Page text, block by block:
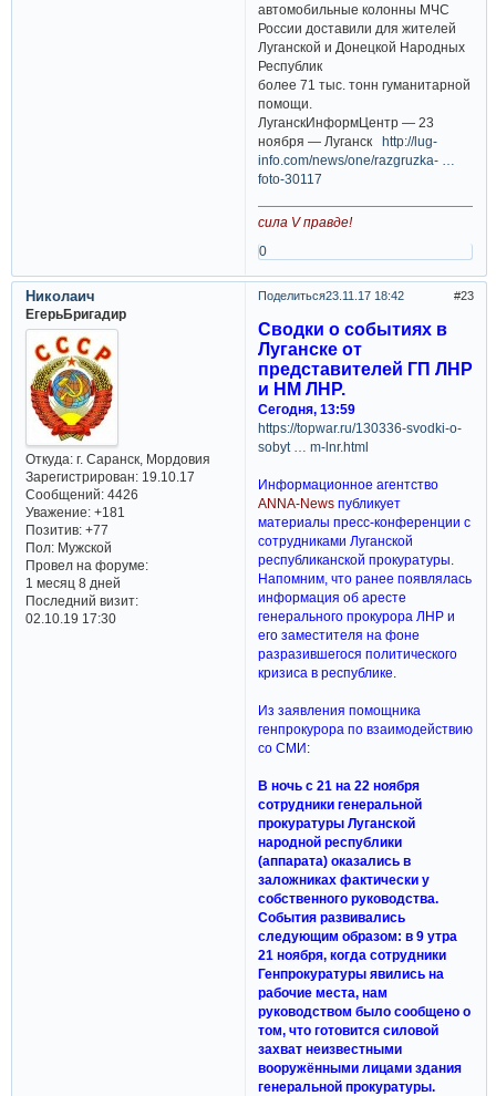
автомобильные колонны МЧС
России доставили для жителей
Луганской и Донецкой Народных
Республик
более 71 тыс. тонн гуманитарной
помощи.
ЛуганскИнформЦентр — 23
ноября — Луганскhttp://lug-
info.com/news/one/razgruzka- …
foto-30117
сила V правде!
0
Поделиться 23
23.11.17 18:42
Николаич
ЕгерьБригадир
Откуда:г. Саранск, Мордовия
Зарегистрирован: 19.10.17
Сообщений:4426
Уважение: +181
Позитив: +77
Пол:Мужской
Провел на форуме:
1 месяц 8 дней
Последний визит:
02.10.19 17:30
Сводки о событиях в
Луганске от
представителей ГП ЛНР
и НМ ЛНР.
Сегодня, 13:59
https://topwar.ru/130336-svodki-o-
sobyt … m-lnr.html
Информационное агентство
ANNA-Newsпубликует
материалы пресс-конференции с
сотрудниками Луганской
республиканской прокуратуры.
Напомним, что ранее появлялась
информация об аресте
генерального прокурора ЛНР и
его заместителя на фоне
разразившегося политического
кризиса в республике.
Из заявления помощника
генпрокурора по взаимодействию
со СМИ:
В ночь с 21 на 22 ноября
сотрудники генеральной
прокуратуры Луганской
народной республики
(аппарата) оказались в
заложниках фактически у
собственного руководства.
События развивались
следующим образом: в 9 утра
21 ноября, когда сотрудники
Генпрокуратуры явились на
рабочие места, нам
руководством было сообщено о
том, что готовится силовой
захват неизвестными
вооружёнными лицами здания
генеральной прокуратуры.